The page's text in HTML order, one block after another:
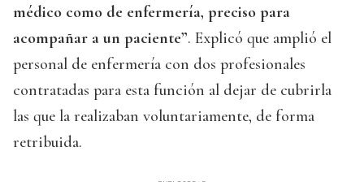
médico como de enfermería, preciso para
acompañar a un paciente”. Explicó que amplió el
personal de enfermería con dos profesionales
contratadas para esta función al dejar de cubrirla
las que la realizaban voluntariamente, de forma
retribuida.